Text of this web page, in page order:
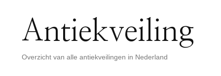
Antiekveiling
Overzicht van alle antiekveilingen in Nederland